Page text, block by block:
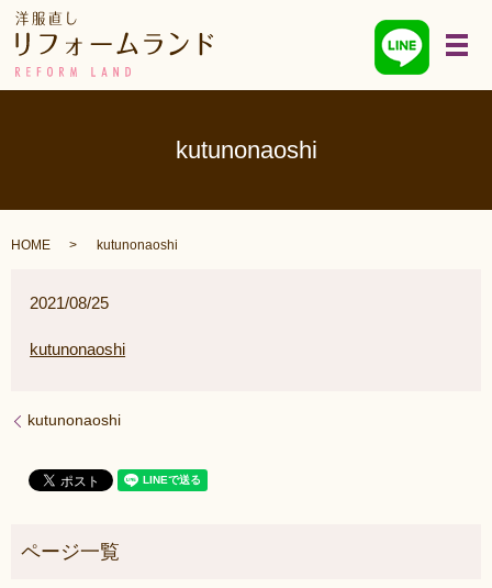
メ
kutunonaoshi
HOME kutunonaoshi
2021/08/25
kutunonaoshi
kutunonaoshi